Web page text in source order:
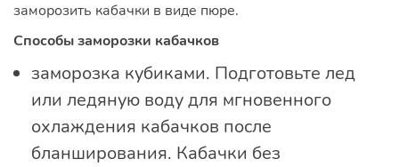
заморозить кабачки в виде пюре.
Способы заморозки кабачков
заморозка кубиками. Подготовьте лед
или ледяную воду для мгновенного
охлаждения кабачков после
бланширования. Кабачки без